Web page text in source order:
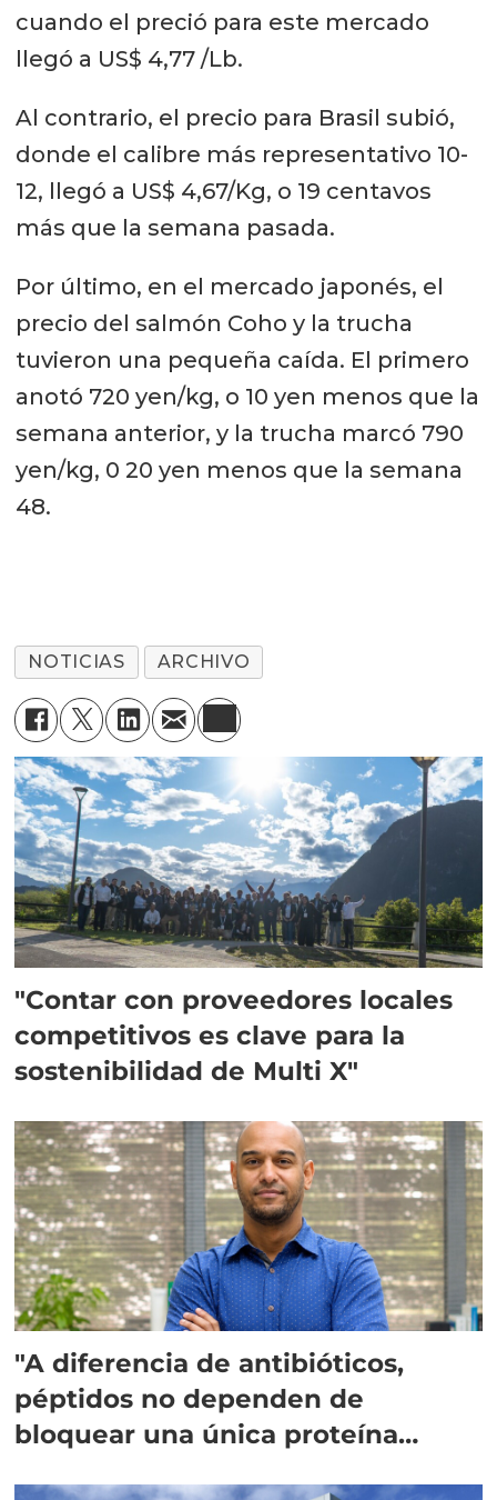
cuando el preció para este mercado
llegó a US$ 4,77 /Lb.
Al contrario, el precio para Brasil subió,
donde el calibre más representativo 10-
12, llegó a US$ 4,67/Kg, o 19 centavos
más que la semana pasada.
Por último, en el mercado japonés, el
precio del salmón Coho y la trucha
tuvieron una pequeña caída. El primero
anotó 720 yen/kg, o 10 yen menos que la
semana anterior, y la trucha marcó 790
yen/kg, 0 20 yen menos que la semana
48.
NOTICIAS ARCHIVO
"Contar con proveedores locales
competitivos es clave para la
sostenibilidad de Multi X"
"A diferencia de antibióticos,
péptidos no dependen de
bloquear una única proteína